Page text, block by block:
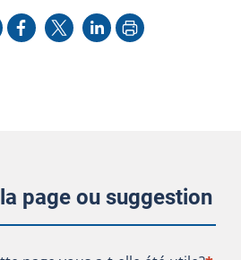
l'adresse
Facebook
X LinkedInImprimer
page ou suggestion